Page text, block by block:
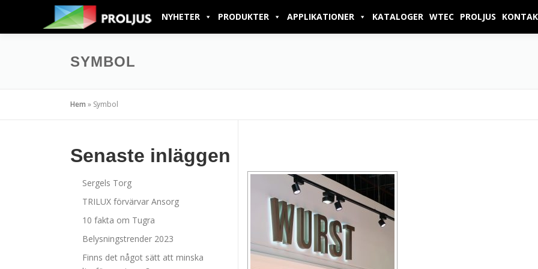
NYHETER PRODUKTER APPLIKATIONER KATALOGER WTEC PROLJUS
SYMBOL
Hem » Symbol
Senaste inläggen
Sergels Torg
TRILUX förvärvar Ansorg
10 fakta om Tugra
Belysningstrender 2023
Finns det något sätt att minska